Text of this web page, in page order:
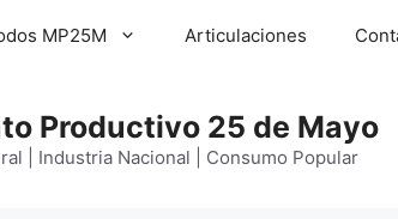
MP25M Articulaciones
Productivo 25 de Mayo
| Industria Nacional | Consumo Popular